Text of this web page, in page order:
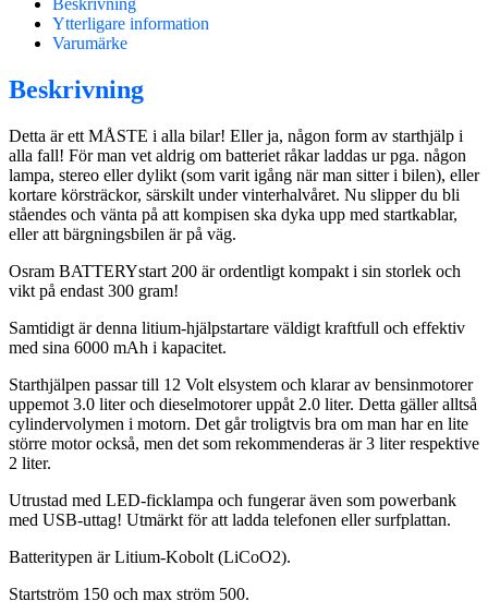
liters
mängd
Ytterligare information
Varumärke
Beskrivning
Detta är ett MÅSTE i alla bilar! Eller ja, någon form av starthjälp i
alla fall! För man vet aldrig om batteriet råkar laddas ur pga. någon
lampa, stereo eller dylikt (som varit igång när man sitter i bilen), eller
kortare körsträckor, särskilt under vinterhalvåret. Nu slipper du bli
ståendes och vänta på att kompisen ska dyka upp med startkablar,
eller att bärgningsbilen är på väg.
Osram BATTERYstart 200 är ordentligt kompakt i sin storlek och
vikt på endast 300 gram!
Samtidigt är denna litium-hjälpstartare väldigt kraftfull och effektiv
med sina 6000 mAh i kapacitet.
Starthjälpen passar till 12 Volt elsystem och klarar av bensinmotorer
uppemot 3.0 liter och dieselmotorer uppåt 2.0 liter. Detta gäller alltså
cylindervolymen i motorn. Det går troligtvis bra om man har en lite
större motor också, men det som rekommenderas är 3 liter respektive
2 liter.
Utrustad med LED-ficklampa och fungerar även som powerbank
med USB-uttag! Utmärkt för att ladda telefonen eller surfplattan.
Batteritypen är Litium-Kobolt (LiCoO2).
Startström 150 och max ström 500.